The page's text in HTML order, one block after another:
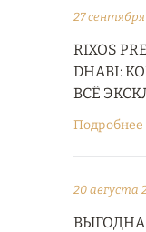
27
RIXOS
DHABI:
ВСЁ
Подробнее
20 августа